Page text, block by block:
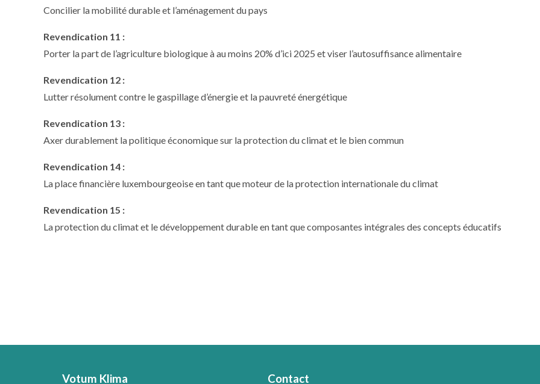
Concilier la mobilité durable et l’aménagement du pays
Revendication 11 :
Porter la part de l’agriculture biologique à au moins 20% d’ici 2025 et viser l’autosuffisance alimentaire
Revendication 12 :
Lutter résolument contre le gaspillage d’énergie et la pauvreté énergétique
Revendication 13 :
Axer durablement la politique économique sur la protection du climat et le bien commun
Revendication 14 :
La place financière luxembourgeoise en tant que moteur de la protection internationale du climat
Revendication 15 :
La protection du climat et le développement durable en tant que composantes intégrales des concepts éducatifs
Votum Klima Contact